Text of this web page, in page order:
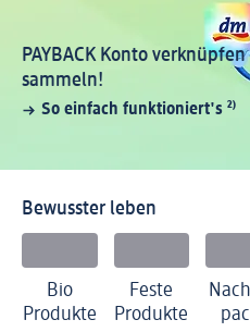
PAYBACK Konto
sammeln!
So einfach funktioniert's ²⁾
Bewusster leben
Bio
Produkte
Feste
Produkte